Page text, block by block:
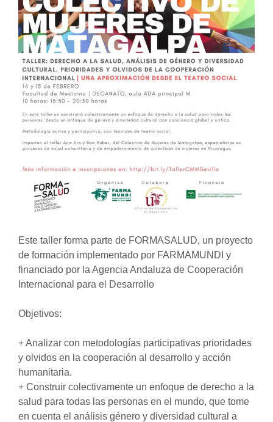
Este taller forma parte de FORMASALUD, un proyecto
de formación implementado por FARMAMUNDI y
financiado por la Agencia Andaluza de Cooperación
Internacional para el Desarrollo
Objetivos:
+ Analizar con metodologías participativas prioridades
y olvidos en la cooperación al desarrollo y acción
humanitaria.
+ Construir colectivamente un enfoque de derecho a la
salud para todas las personas en el mundo, que tome
en cuenta el análisis género y diversidad cultural a